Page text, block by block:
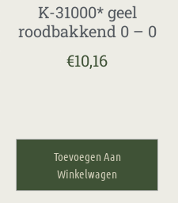
K-31000* geel
roodbakkend 0 – 0
€10,16
Toevoegen Aan
Winkelwagen